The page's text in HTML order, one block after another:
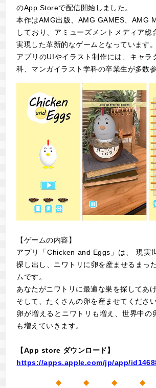
のApp Storeで配信開始しました。
本作はAMG出版、AMG GAMES、AMG
しており、アミューズメントメディア総
実現した革新的なゲームとなっています。
アプリのUIやイラスト制作には、キャラ
科、マンガイラスト学科の卒業生が多数
【ゲームの内容】
アプリ「Chicken and Eggs」は、 現実
探し出し、ニワトリに卵を産ませるまっ
ムです。
あなたがニワトリに最適な巣を探してあ
そして、たくさんの卵を産ませてください
卵が増えるとニワトリも増え、世界中の
も増えていきます。
【App store ダウンロード】
https://apps.apple.com/jp/app/
◆ ◆ ◆ ◆